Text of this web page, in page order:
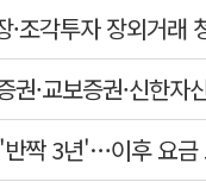
권·교보증권·신한자
짝 3년'…이후 요금